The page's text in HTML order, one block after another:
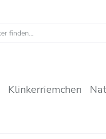
Klinkerriemchen